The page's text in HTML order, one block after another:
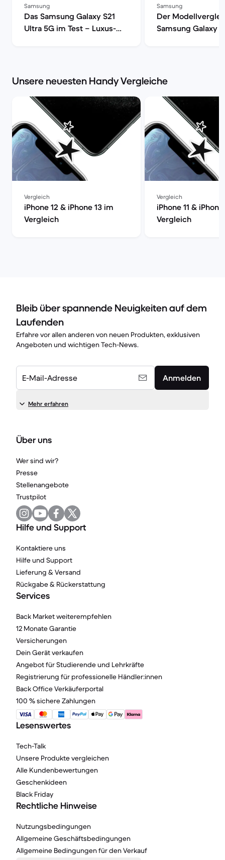
Samsung
Das Samsung Galaxy S21
Ultra 5G im Test – Luxus-
Samsung
Der
Samsung Galaxy
Unsere neuesten Handy Vergleiche
Vergleich
iPhone 12 & iPhone 13 im
Vergleich
Vergleich
iPhone 11 &
Vergleich
Bleib über spannende Neuigkeiten auf dem
Laufenden
Erfahre vor allen anderen von neuen Produkten, exklusiven
Angeboten und wichtigen Tech-News.
E-Mail-Adresse Anmelden
Mehr erfahren
Über uns
Wer sind wir?
Presse
Stellenangebote
Trustpilot
Hilfe und Support
Kontaktiere uns
Hilfe und Support
Lieferung & Versand
Rückgabe & Rückerstattung
Services
Back Market weiterempfehlen
12 Monate Garantie
Versicherungen
Dein Gerät verkaufen
Angebot für Studierende und Lehrkräfte
Registrierung für professionelle Händler:innen
Back Office Verkäuferportal
100 % sichere Zahlungen
Lesenswertes
Tech-Talk
Unsere Produkte vergleichen
Alle Kundenbewertungen
Geschenkideen
Black Friday
Rechtliche Hinweise
Nutzungsbedingungen
Allgemeine Geschäftsbedingungen
Allgemeine Bedingungen für den Verkauf